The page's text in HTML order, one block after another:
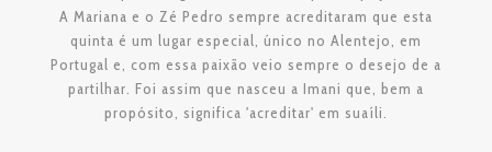
A Mariana e o Zé Pedro sempre acreditaram que esta
quinta é um lugar especial, único no Alentejo, em
Portugal e, com essa paixão veio sempre o desejo de a
partilhar. Foi assim que nasceu a Imani que, bem a
propósito, significa 'acreditar' em suaíli.